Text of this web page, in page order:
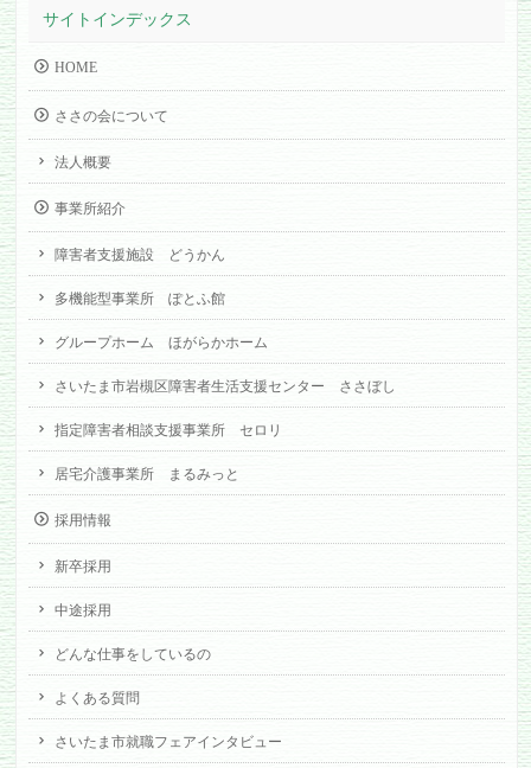
サイトインデックス
HOME
ささの会について
法人概要
事業所紹介
障害者支援施設 どうかん
多機能型事業所 ぽとふ館
グループホーム ほがらかホーム
さいたま市岩槻区障害者生活支援センター ささぼし
指定障害者相談支援事業所 セロリ
居宅介護事業所 まるみっと
採用情報
新卒採用
中途採用
どんな仕事をしているの
よくある質問
さいたま市就職フェアインタビュー